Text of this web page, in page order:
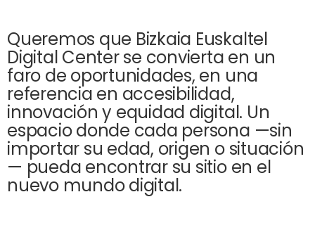
Queremos que Bizkaia Euskaltel
Digital Center se convierta en un
faro de oportunidades, en una
referencia en accesibilidad,
innovación y equidad digital. Un
espacio donde cada persona —sin
importar su edad, origen o situación
— pueda encontrar su sitio en el
nuevo mundo digital.